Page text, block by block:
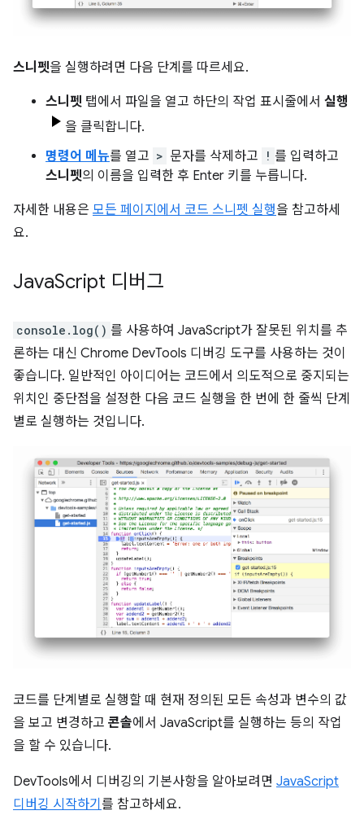
스니펫을 실행하려면 다음 단계를 따르세요.
스니펫 탭에서 파일을 열고 하단의 작업 표시줄에서 실행
을 클릭합니다.
명령어 메뉴를 열고 > 문자를 삭제하고 ! 를 입력하고
스니펫의 이름을 입력한 후 Enter 키를 누릅니다.
자세한 내용은 모든 페이지에서 코드 스니펫 실행을 참고하세
요.
JavaScript 디버그
console.log() 를 사용하여 JavaScript가 잘못된 위치를 추
론하는 대신 Chrome DevTools 디버깅 도구를 사용하는 것이
좋습니다. 일반적인 아이디어는 코드에서 의도적으로 중지되는
위치인 중단점을 설정한 다음 코드 실행을 한 번에 한 줄씩 단계
별로 실행하는 것입니다.
코드를 단계별로 실행할 때 현재 정의된 모든 속성과 변수의 값
을 보고 변경하고 콘솔에서 JavaScript를 실행하는 등의 작업
을 할 수 있습니다.
DevTools에서 디버깅의 기본사항을 알아보려면 JavaScript
디버깅 시작하기 를 참고하세요.